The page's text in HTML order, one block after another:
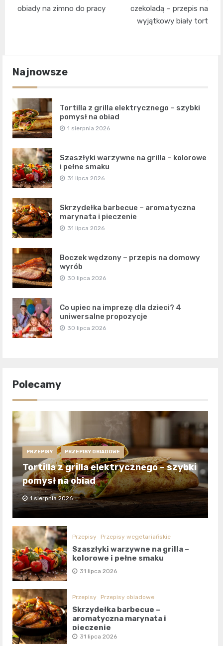
wpisu
obiady na zimno do pracy
czekoladą – przepis na
wyjątkowy biały tort
Najnowsze
Tortilla z grilla elektrycznego – szybki
pomysł na obiad
1 sierpnia 2026
Szaszłyki warzywne na grilla – kolorowe
i pełne smaku
31 lipca 2026
Skrzydełka barbecue – aromatyczna
marynata i pieczenie
31 lipca 2026
Boczek wędzony – przepis na domowy
wyrób
30 lipca 2026
Co upiec na imprezę dla dzieci? 4
uniwersalne propozycje
30 lipca 2026
Polecamy
PRZEPISY PRZEPISY OBIADOWE
Tortilla z grilla elektrycznego – szybki
pomysł na obiad
1 sierpnia 2026
Przepisy Przepisy wegetariańskie
Szaszłyki warzywne na grilla –
kolorowe i pełne smaku
31 lipca 2026
Przepisy Przepisy obiadowe
Skrzydełka barbecue –
aromatyczna marynata i
pieczenie
31 lipca 2026